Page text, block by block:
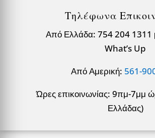
Τηλέφωνα
Από Ελλάδα: 754 204
What’s Up
Από Αμερική: 561-
Ώρες επικοινωνίας: 9πμ-7μμ
Ελλάδας)